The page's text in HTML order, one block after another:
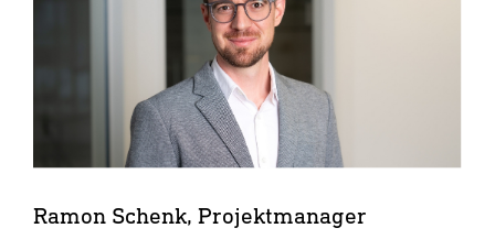
Ramon Schenk, Projektmanager